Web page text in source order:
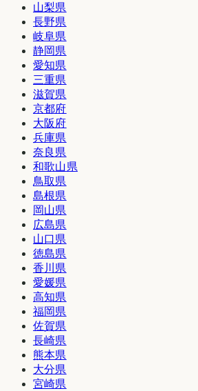
山梨県
長野県
岐阜県
静岡県
愛知県
三重県
滋賀県
京都府
大阪府
兵庫県
奈良県
和歌山県
鳥取県
島根県
岡山県
広島県
山口県
徳島県
香川県
愛媛県
高知県
福岡県
佐賀県
長崎県
熊本県
大分県
宮崎県